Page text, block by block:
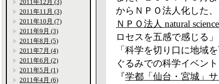
からＮＰＯ法人化した、
ＮＰＯ法人 natural science
ロセスを五感で感じる」
「科学を切り口に地域
ぐるみでの科学イベント
『学都「仙台・宮城」
2011年12月 (3)
2011年11月 (3)
2011年10月 (7)
2011年9月 (3)
2011年8月 (5)
2011年7月 (4)
2011年6月 (2)
2011年5月 (1)
2011年4月 (6)